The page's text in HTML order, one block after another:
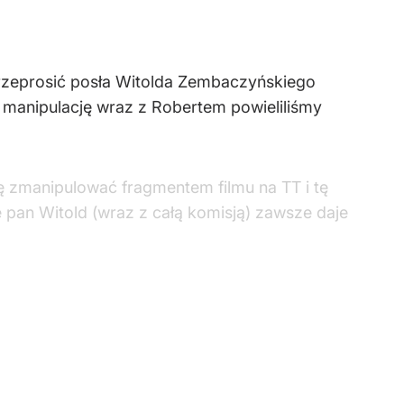
posła Witolda Zembaczyńskiego
wraz z Robertem powieliliśmy
fragmentem filmu na TT i tę
Witold (wraz z całą komisją) zawsze daje